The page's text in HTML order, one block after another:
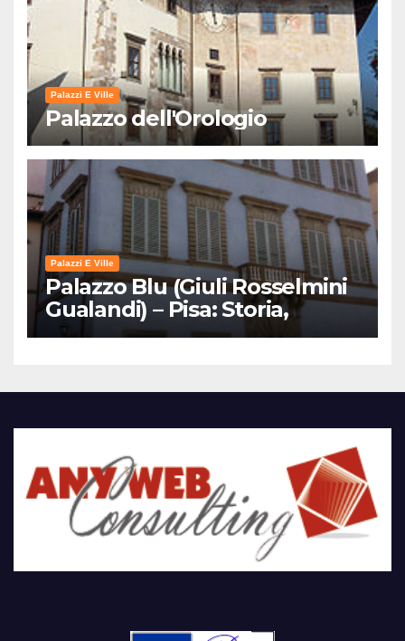
Palazzi E Ville
Palazzo dell'Orologio
Palazzi E Ville
Palazzo Blu (Giuli Rosselmini
Gualandi) – Pisa: Storia,
Mostre e Info Visita